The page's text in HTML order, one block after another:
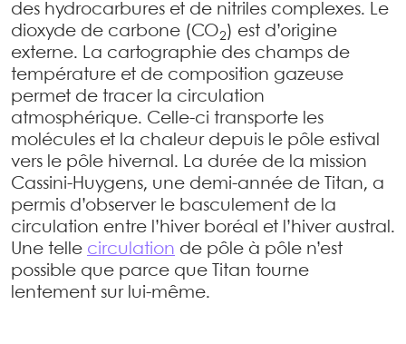
des hydrocarbures et de nitriles complexes. Le
dioxyde de carbone (CO2 ) est d’origine
externe. La cartographie des champs de
température et de composition gazeuse
permet de tracer la circulation
atmosphérique. Celle-ci transporte les
molécules et la chaleur depuis le pôle estival
vers le pôle hivernal. La durée de la mission
Cassini-Huygens, une demi-année de Titan, a
permis d’observer le basculement de la
circulation entre l’hiver boréal et l’hiver austral.
Une telle circulation de pôle à pôle n’est
possible que parce que Titan tourne
lentement sur lui-même.